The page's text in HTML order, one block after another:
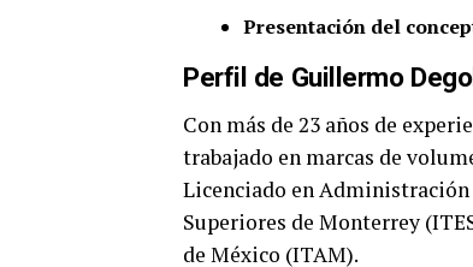
Presentación del
Perfil de Guillermo
Con más de 23 años de
trabajado en marcas de
Licenciado en
Superiores de Monterrey
de México (ITAM).